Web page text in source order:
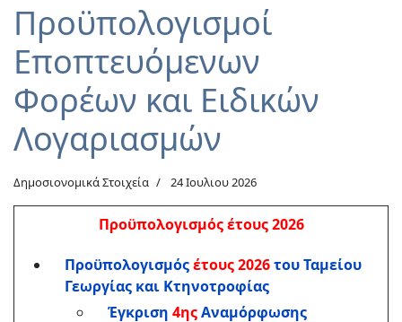
Προϋπολογισμοί
Εποπτευόμενων
Φορέων και Ειδικών
Λογαριασμών
Δημοσιονομικά Στοιχεία 24 Ιουλιου 2026
Προϋπολογισμός έτους 2026
Προϋπολογισμόςέτους 2026του Ταμείου
Γεωργίας και Κτηνοτροφίας
Έγκριση 4ηςΑναμόρφωσης